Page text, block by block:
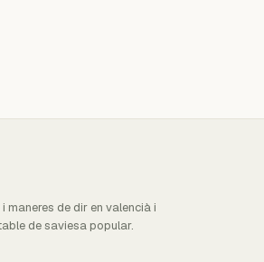
maneres de dir en valencià i
de saviesa popular.